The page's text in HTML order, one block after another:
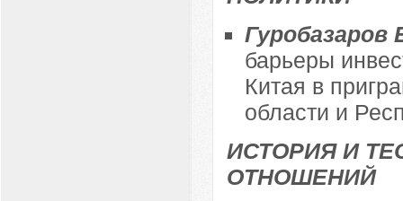
Гуробазаров
барьеры
Китая в
области и
ИСТОРИЯ И
ОТНОШЕНИЙ